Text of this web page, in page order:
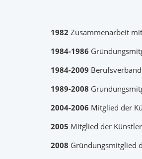
1982 Zusammenarbeit
1984-1986
1984-2009
1989-2008
2004-2006 Mitglied der
2005 Mitglied der
2008 Gründungsmitglied